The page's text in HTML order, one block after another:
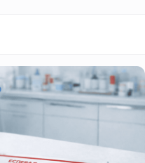
биохимический сбой,
о том, что нервная
на грани своих
мы
сна как